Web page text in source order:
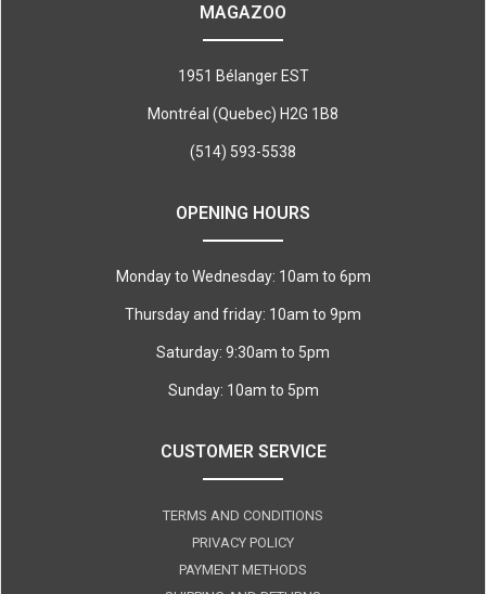
MAGAZOO
1951 Bélanger EST
Montréal (Quebec) H2G 1B8
(514) 593-5538
OPENING HOURS
Monday to Wednesday: 10am to 6pm
Thursday and friday: 10am to 9pm
Saturday: 9:30am to 5pm
Sunday: 10am to 5pm
CUSTOMER SERVICE
TERMS AND CONDITIONS
PRIVACY POLICY
PAYMENT METHODS